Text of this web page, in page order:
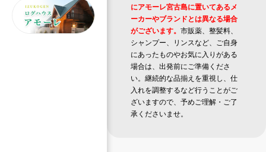
にアモーレ宮古島に置いてあるメ
ーカーやブランドとは異なる場合
がございます。 市販薬、整髪料、
シャンプー、リンスなど、ご自身
にあったものやお気に入りがある
場合は、出発前にご準備くださ
い。継続的な品揃えを重視し、仕
入れを調整するなど行うことがご
ざいますので、予めご理解・ご了
承くださいませ。